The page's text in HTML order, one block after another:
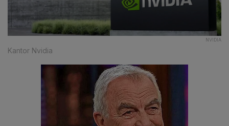
NVIDIA
Kantor Nvidia